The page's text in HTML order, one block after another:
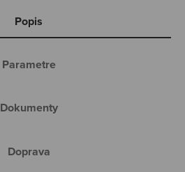
Popis
Parametre
Dokumenty
Doprava